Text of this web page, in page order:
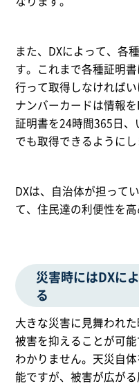
また、DXによって、各
す。これまで各種証明
行って取得しなければ
ナンバーカードは情報
証明書を24時間365日
でも取得できるようにし
DXは、自治体が担って
て、住民達の利便性を高
災害時にはDXに
る
大きな災害に見舞われ
被害を抑えることが可
わかりません。天災自
能ですが、被害が広が